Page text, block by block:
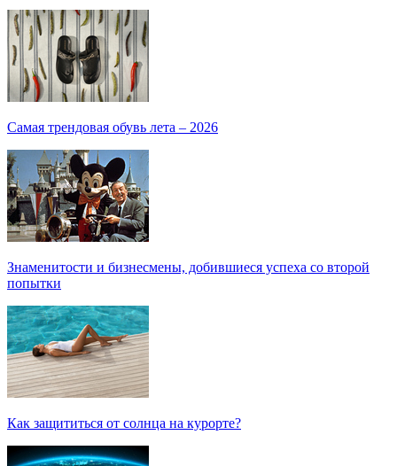
Самая трендовая обувь лета – 2026
Знаменитости и бизнесмены, добившиеся успеха со второй
попытки
Как защититься от солнца на курорте?